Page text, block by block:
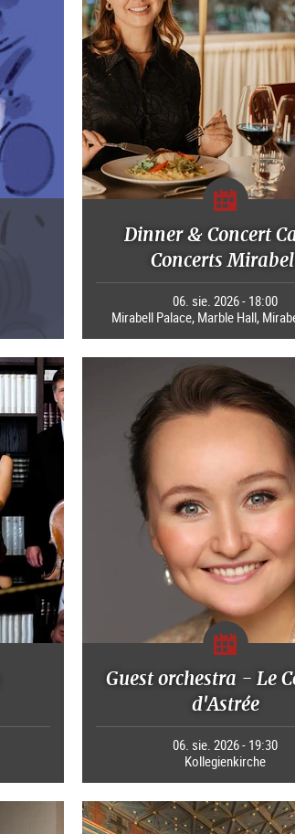
Dinner & Concert
Concerts
06. sie. 2026 - 18:00
Mirabell Palace, Marble Hall,
Guest orchestra - Le
d'Astrée
06. sie. 2026 - 19:30
Kollegienkirche